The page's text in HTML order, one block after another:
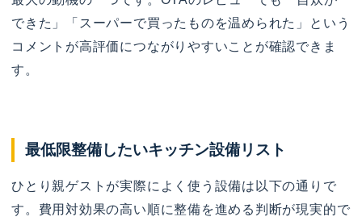
できた」「スーパーで買ったものを温められた」という
コメントが高評価につながりやすいことが確認できま
す。
最低限整備したいキッチン設備リスト
ひとり親ゲストが実際によく使う設備は以下の通りで
す。費用対効果の高い順に整備を進める判断が現実的で